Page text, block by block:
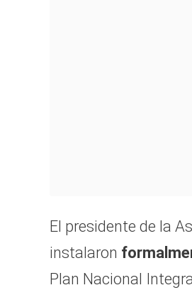
El presidente de la
instalaron
Plan Nacional